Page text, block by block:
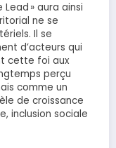
» aura ainsi
ne se
Il se
d’acteurs qui
cette foi aux
perçu
comme un
de croissance
inclusion sociale